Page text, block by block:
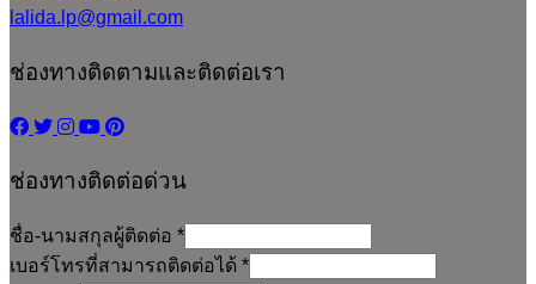
lalida.lp@gmail.com
ช่องทางติดตามและติดต่อเรา
ช่องทางติดต่อด่วน
ชื่อ-นามสกุลผู้ติดต่อ *
เบอร์โทรที่สามารถติดต่อได้ *